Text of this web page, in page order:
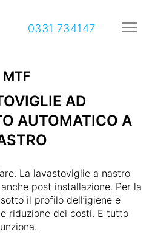
0331 734147
MTF
AD
AUTOMATICO A
La lavastoviglie a nastro
post installazione. Per la
il profilo dell’igiene e
riduzione dei costi. E tutto